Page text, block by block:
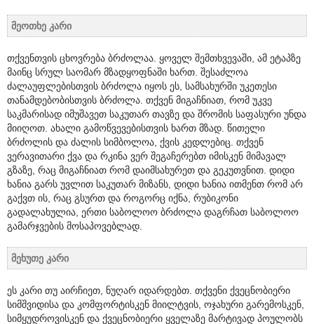
მეოთხე კარი
თქვენთვის ცხოვრება ბრძოლაა. ყოველ შემთხვევაში, ამ ეტაპზე
მაინც სრულ საომარ მზადყოფნაში ხართ. შესაძლოა
ძალაუფლებისთვის ბრძოლა იყოს ეს, სამსახურში უკეთესი
თანამდებობისთვის ბრძოლა. თქვენ მიგაჩნიათ, რომ უკვე
საკმარისად იმუშავეთ საკუთარ თავზე და შრომის საფასური უნდა
მიიღოთ. ახალი გამოწვევებისთვის ხართ მზად. წითელი
ბრძოლის და ძალის სიმბოლოა, ქვის კედლებიც. თქვენ
ვერავითარი ქვა და რკინა ვერ შეგაჩერებთ იმისკენ მიმავალ
გზაზე, რაც მიგაჩნიათ რომ დაიმსახურეთ და გეკუთვნით. დიდი
ხანია გარს უვლით საკუთარ მიზანს, დიდი ხანია ითმენთ რომ არ
გაქვთ ის, რაც გსურთ და როგორც იქნა, რუბიკონი
გადალახულია, ერთი საბოლოო ბრძოლა დაგრჩათ საბოლოო
გამარჯვების მოსაპოვებლად.
მეხუთე კარი
ეს კარი თუ აირჩიეთ, ნუღარ იდარდებთ. თქვენი ქვეცნობიერი
სიმშვიდისა და კომფორტისკენ მიილტვის, ოჯახური გარემოსკენ,
სიმყუდროვისკენ და ქვეცნობიერი ყველაზე მარტივად პოულობს